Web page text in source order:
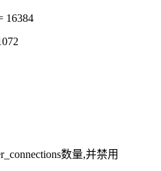
16384
数量,并禁用